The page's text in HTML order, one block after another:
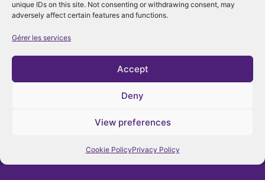
unique IDs on this site. Not consenting or withdrawing consent, may
adversely affect certain features and functions.
Gérer les services
Accept
Deny
View preferences
Cookie PolicyPrivacy Policy
Follow Us